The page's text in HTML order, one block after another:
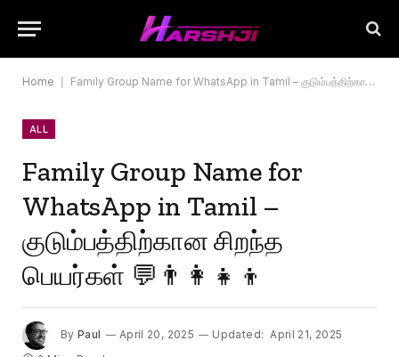
Home Family Group Name for WhatsApp in Tamil – குடும்பத்திற்கான சிறந்த பெயர்கள் 💬👨‍👩‍👧‍👦
ALL
Family Group Name for
WhatsApp in Tamil –
குடும்பத்திற்கான சிறந்த
பெயர்கள் 💬👨‍👩‍👧‍👦
By Paul April 20, 2025 Updated: April 21, 2025